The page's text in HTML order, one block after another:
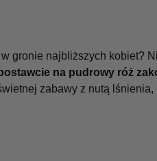
gronie najbliższych kobiet?
na pudrowy róż
zabawy z nutą lśnienia,